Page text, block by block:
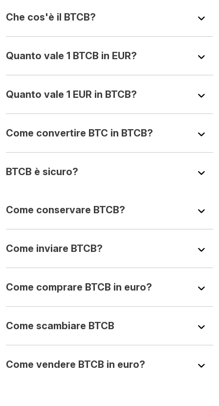
Che cos'è il BTCB?
Quanto vale 1 BTCB in EUR?
Quanto vale 1 EUR in BTCB?
Come convertire BTC in BTCB?
BTCB è sicuro?
Come conservare BTCB?
Come inviare BTCB?
Come comprare BTCB in euro?
Come scambiare BTCB
Come vendere BTCB in euro?